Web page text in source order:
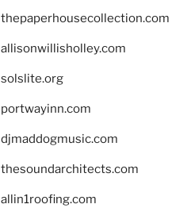
thepaperhousecollection.com
allisonwillisholley.com
solslite.org
portwayinn.com
djmaddogmusic.com
thesoundarchitects.com
allin1roofing.com